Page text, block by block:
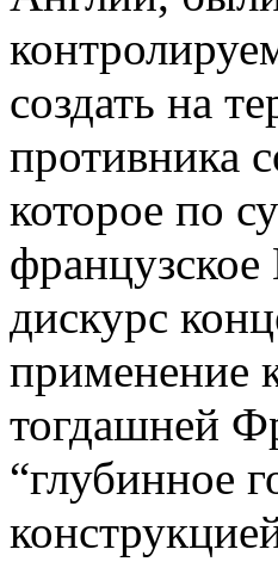
создать на
противника
которое по
дискурс
применение
тогдашней
“глубинное